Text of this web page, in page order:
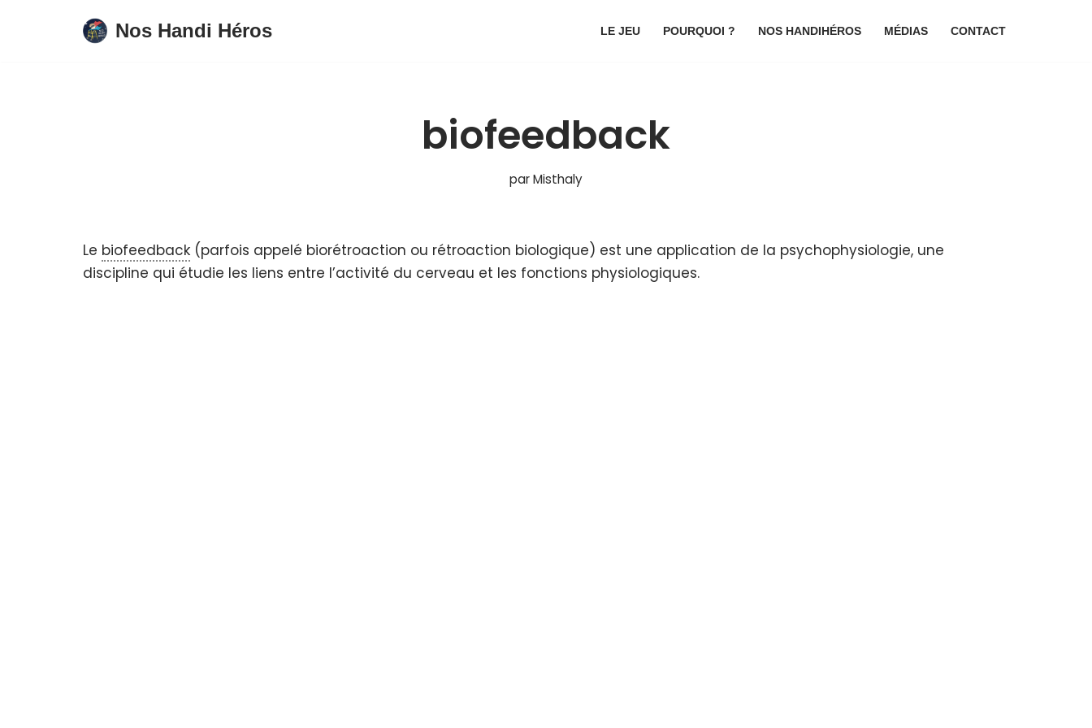
Nos Handi Héros LE JEU POURQUOI ? NOS HANDIHÉROS MÉDIAS CONTACT
biofeedback
parMisthaly
Le biofeedback (parfois appelé biorétroaction ou rétroaction biologique) est une application de la psychophysiologie, une
discipline qui étudie les liens entre l’activité du cerveau et les fonctions physiologiques.